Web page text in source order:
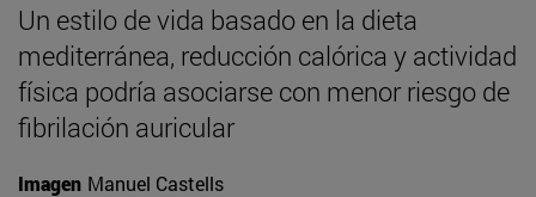
Un estilo de vida basado en la dieta
mediterránea, reducción calórica y actividad
física podría asociarse con menor riesgo de
fibrilación auricular
Imagen Manuel Castells